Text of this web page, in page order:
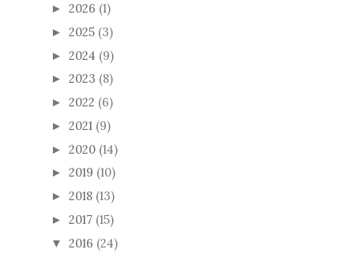
► 2026 (1)
► 2025 (3)
► 2024 (9)
► 2023 (8)
► 2022 (6)
► 2021 (9)
► 2020 (14)
► 2019 (10)
► 2018 (13)
► 2017 (15)
▼ 2016 (24)